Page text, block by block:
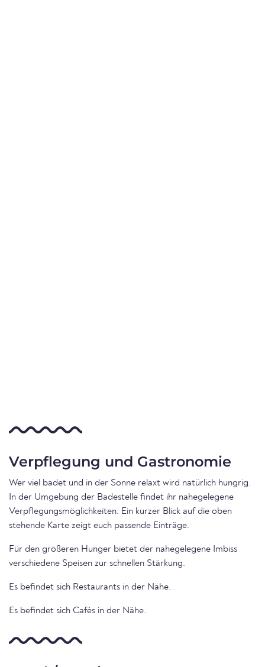
Verpflegung und Gastronomie
Wer viel badet und in der Sonne relaxt wird natürlich hungrig.
In der Umgebung der Badestelle findet ihr nahegelegene
Verpflegungsmöglichkeiten. Ein kurzer Blick auf die oben
stehende Karte zeigt euch passende Einträge.
Für den größeren Hunger bietet der nahegelegene Imbiss
verschiedene Speisen zur schnellen Stärkung.
Es befindet sich Restaurants in der Nähe.
Es befindet sich Cafés in der Nähe.